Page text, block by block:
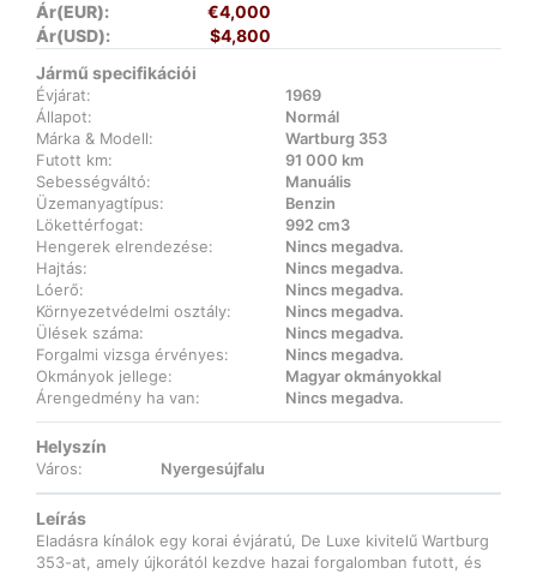
Ár(EUR):
€4,000
Ár(USD):
$4,800
Jármű specifikációi
Évjárat:
1969
Állapot:
Normál
Márka & Modell:
Wartburg 353
Futott km:
91 000 km
Sebességváltó:
Manuális
Üzemanyagtípus:
Benzin
Lökettérfogat:
992 cm3
Hengerek elrendezése:
Nincs megadva.
Hajtás:
Nincs megadva.
Lóerő:
Nincs megadva.
Környezetvédelmi osztály:
Nincs megadva.
Ülések száma:
Nincs megadva.
Forgalmi vizsga érvényes:
Nincs megadva.
Okmányok jellege:
Magyar okmányokkal
Árengedmény ha van:
Nincs megadva.
Helyszín
Város: Nyergesújfalu
Leírás
Eladásra kínálok egy korai évjáratú, De Luxe kivitelű Wartburg
353-at, amely újkorától kezdve hazai forgalomban futott, és